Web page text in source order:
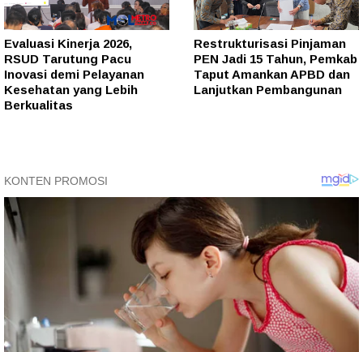
Evaluasi Kinerja 2026,
RSUD Tarutung Pacu
Inovasi demi Pelayanan
Kesehatan yang Lebih
Berkualitas
Restrukturisasi Pinjaman
PEN Jadi 15 Tahun, Pemkab
Taput Amankan APBD dan
Lanjutkan Pembangunan